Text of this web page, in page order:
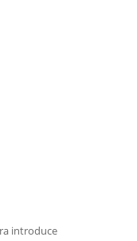
introduce